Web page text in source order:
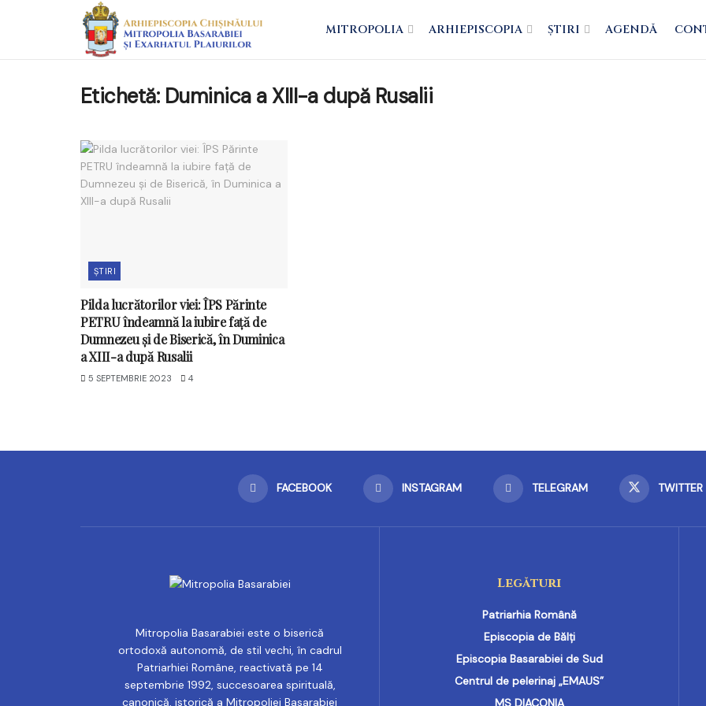
MITROPOLIA ARHIEPISCOPIA ȘTIRI AGENDĂ
Etichetă: Duminica a XIII-a după Rusalii
ȘTIRI
Pilda lucrătorilor viei: ÎPS Părinte
PETRU îndeamnă la iubire față de
Dumnezeu și de Biserică, în Duminica
a XIII-a după Rusalii
5 SEPTEMBRIE 2023 4
FACEBOOK INSTAGRAM TELEGRAM TWITTER
Mitropolia Basarabiei este o biserică
ortodoxă autonomă, de stil vechi, în cadrul
Patriarhiei Române, reactivată pe 14
septembrie 1992, succesoarea spirituală,
canonică, istorică a Mitropoliei Basarabiei
Legături
Patriarhia Română
Episcopia de Bălți
Episcopia Basarabiei de Sud
Centrul de pelerinaj „EMAUS”
MS DIACONIA